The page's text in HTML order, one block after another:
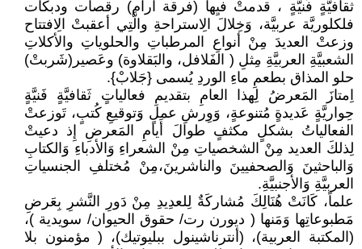
ثقافيَّةٍ فنيَّةٍ ، قدمتْ فيِها (فرقة آرام) رقصات ودبكات
فلكلوريَّة عربيَّة، وَخِلالَ الِاستراحةِ والَّتِي أعقبتْ الِافتتاح
وزعتْ العديدَ مِنْ أنواعِ المرطباتِ والحلوياتِ والأكلاتِ
الشعبيَّةِ العربيَّةِ مِثلِ ( الفَلافل، والبَقلاوة) وعَصير(شَربتْ)
حلو المذاق بطعمِ ماءِ الوردِ يُسمى {جَلابْ}.
اِمتازَ المَعرضُ لِهذا العامِ بتقديمِ فعالياتٍ ثَقافيَّةٍ فَنيَّةٍ
حِواريَّةٍ عَديدةٍ مُتنوعةٍ، وَوِرشِ عملٍ وَتوقيعِ كُتبٍ، تَوزعتْ
الفعالياتُ بشكلٍ مكثفٍ طوالَ أَيامِ المَعرضِ إِذ دعيتْ
لِذلكَ العديد مِنْ الشخصياتِ مِنْ الشعراءِ وَالأدباءِ وَالكتابِ
وَالباحثينَ وَالصحفيينَ والناشرينَ،مِنْ مُختلفِ الجنسياتِ
العربيَّةِ وَالأجنبيَّةِ.
علماً، كَانَتْ هُنَالِكَ مُشاركَةٌ لِلعدِيدِ مِنْ دَورِ النَّشرِ بِعَرضِ
مَطبوعاتِها وَمَنها ( ديورن رت/ حقوق الحيوان/ سويدية )،
(المكتبة العربية)، (أنترناشينول ببليوتيك)، ( مؤمنون بلا